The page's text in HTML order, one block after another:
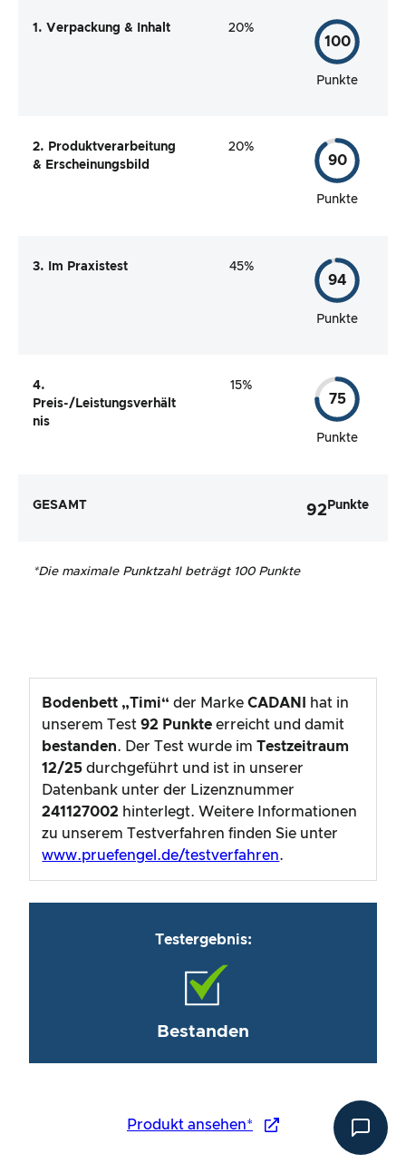
1. Verpackung & Inhalt 20%
100
Punkte
2. Produktverarbeitung
& Erscheinungsbild
20%
90
Punkte
3. Im Praxistest 45%
94
Punkte
4.
Preis-/Leistungsverhält
nis
15%
75
Punkte
GESAMT 92 Punkte
*Die maximale Punktzahl beträgt 100 Punkte
Bodenbett „Timi“ der MarkeCADANI
hat in
unserem Test 92 Punkteerreicht und damit
bestanden. Der Test wurde imTestzeitraum
12/25 durchgeführt und ist in unserer
Datenbank unter der Lizenznummer
241127002 hinterlegt. Weitere Informationen
zu unserem Testverfahren finden Sie unter
www.pruefengel.de/testverfahren.
Testergebnis:
Bestanden
Produkt ansehen*